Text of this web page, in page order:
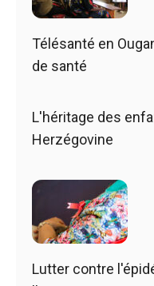
Télésanté en
de santé
L'héritage des
Herzégovine
Lutter contre